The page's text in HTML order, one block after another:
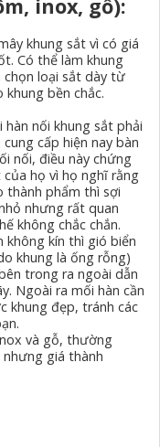
inox, gỗ):
khung sắt vì có giá
Có thể làm khung
loại sắt dày từ
bền chắc.
nối khung sắt phải
cấp hiện nay bàn
nối, điều này chứng
họ vì họ nghĩ rằng
thành phẩm thì sợi
nhưng rất quan
không chắc chắn.
không kín thì gió biển
khung là ống rỗng)
trong ra ngoài dẫn
Ngoài ra mối hàn cần
khung đẹp, tránh các
và gỗ, thường
giá thành